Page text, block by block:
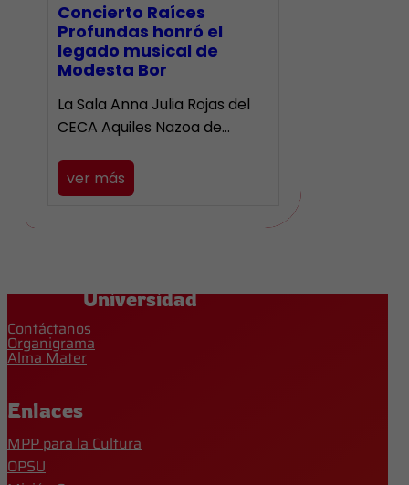
​Concierto Raíces
Profundas honró el
legado musical de
Modesta Bor
La Sala Anna Julia Rojas del
CECA Aquiles Nazoa de…
ver más
Universidad
Contáctanos
Organigrama
Alma Mater
Enlaces
MPP para la Cultura
OPSU